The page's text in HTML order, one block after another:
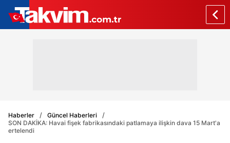
Haberler
Güncel Haberleri
SON DAKİKA: Havai fişek fabrikasındaki patlamaya ilişkin dava 15 Mart'a
ertelendi